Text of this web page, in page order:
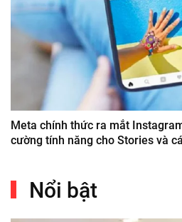
Meta chính thức ra mắt
cường tính năng cho Stories và
Nổi bật